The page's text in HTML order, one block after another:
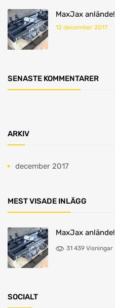
MaxJax anlände!
12 december 2017
SENASTE KOMMENTARER
ARKIV
december 2017
MEST VISADE INLÄGG
MaxJax anlände!
31 439 Visningar
SOCIALT